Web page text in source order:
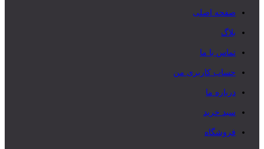
صفحه اصلی
بلاگ
تماس با ما
حساب کاربری من
درباره ما
سبد خرید
فروشگاه